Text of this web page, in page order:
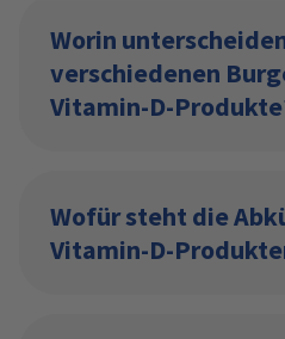
Worin
verschiedenen
Vitamin-D-
Wofür steht die
Vitamin-D-